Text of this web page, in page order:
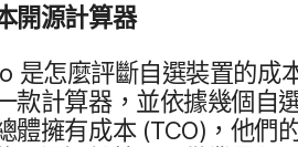
開源​計算器
是​怎麼​評斷​自選​裝置​的​成
款​計算器，​並​依據​幾​個​自
體​擁有​成本 (TCO)，​他們​